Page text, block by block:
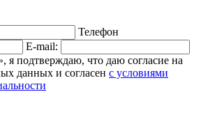
Телефон
E-mail:
я подтверждаю, что даю согласие на
данных и согласен с условиями